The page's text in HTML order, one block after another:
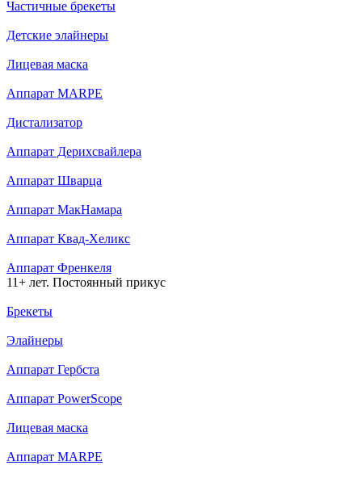
Частичные брекеты
Детские элайнеры
Лицевая маска
Аппарат MARPE
Дистализатор
Аппарат Дерихсвайлера
Аппарат Шварца
Аппарат МакНамара
Аппарат Квад-Хеликс
Аппарат Френкеля
11+ лет. Постоянный прикус
Брекеты
Элайнеры
Аппарат Гербста
Аппарат PowerScope
Лицевая маска
Аппарат MARPE